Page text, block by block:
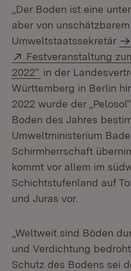
„Der Boden ist eine
aber von
Umweltstaatssekretär
Extern:
Festveranstaltung
2022“ (Öffnet in neuem
in der
Württemberg in Berlin
2022 wurde der
Boden des Jahres
Umweltministerium
Schirmherrschaft
kommt vor allem im
Schichtstufenland auf
und Juras vor.
„Weltweit sind Böden
und Verdichtung
Schutz des Bodens sei